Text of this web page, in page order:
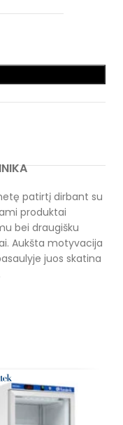
patirtį dirbant su
produktai
bei draugišku
Aukšta motyvacija
juos skatina